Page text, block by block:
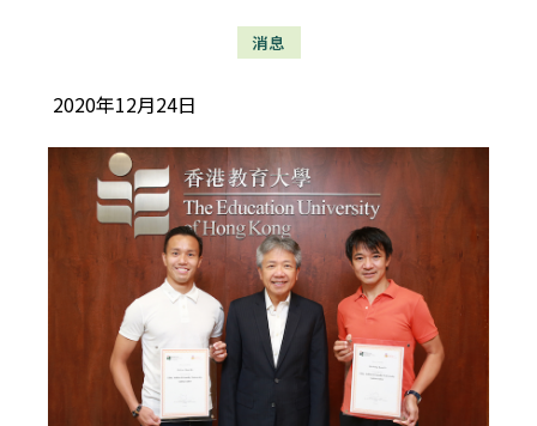
消息
2020年12月24日